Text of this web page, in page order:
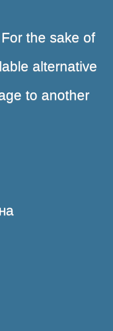
For the sake of
alternative
to another